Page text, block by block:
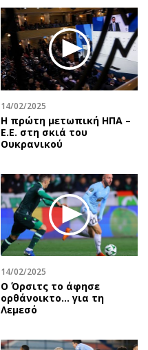
14/02/2025
Η πρώτη μετωπική ΗΠΑ –
Ε.Ε. στη σκιά του
Ουκρανικού
14/02/2025
Ο Όρσιτς το άφησε
ορθάνοικτο... για τη
Λεμεσό